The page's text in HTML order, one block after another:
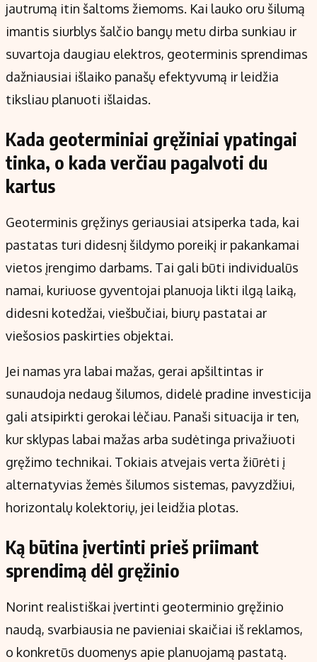
jautrumą itin šaltoms žiemoms. Kai lauko oru šilumą
imantis siurblys šalčio bangų metu dirba sunkiau ir
suvartoja daugiau elektros, geoterminis sprendimas
dažniausiai išlaiko panašų efektyvumą ir leidžia
tiksliau planuoti išlaidas.
Kada geoterminiai gręžiniai ypatingai
tinka, o kada verčiau pagalvoti du
kartus
Geoterminis gręžinys geriausiai atsiperka tada, kai
pastatas turi didesnį šildymo poreikį ir pakankamai
vietos įrengimo darbams. Tai gali būti individualūs
namai, kuriuose gyventojai planuoja likti ilgą laiką,
didesni kotedžai, viešbučiai, biurų pastatai ar
viešosios paskirties objektai.
Jei namas yra labai mažas, gerai apšiltintas ir
sunaudoja nedaug šilumos, didelė pradine investicija
gali atsipirkti gerokai lėčiau. Panaši situacija ir ten,
kur sklypas labai mažas arba sudėtinga privažiuoti
gręžimo technikai. Tokiais atvejais verta žiūrėti į
alternatyvias žemės šilumos sistemas, pavyzdžiui,
horizontalų kolektorių, jei leidžia plotas.
Ką būtina įvertinti prieš priimant
sprendimą dėl gręžinio
Norint realistiškai įvertinti geoterminio gręžinio
naudą, svarbiausia ne pavieniai skaičiai iš reklamos,
o konkretūs duomenys apie planuojamą pastatą.